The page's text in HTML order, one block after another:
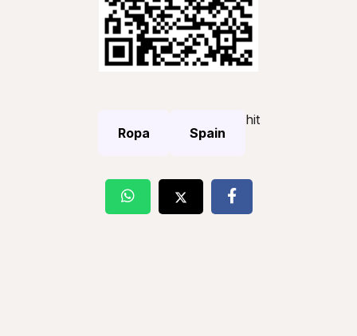
Ropa Spain
hit